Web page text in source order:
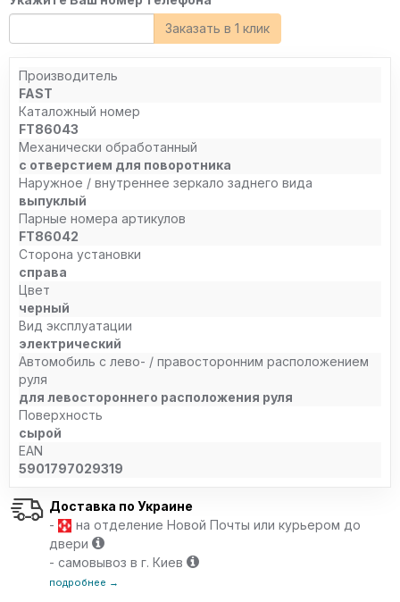
Заказать в 1 клик
Производитель
FAST
Каталожный номер
FT86043
Механически обработанный
с отверстием для поворотника
Наружное / внутреннее зеркало заднего вида
выпуклый
Парные номера артикулов
FT86042
Сторона установки
справа
Цвет
черный
Вид эксплуатации
электрический
Автомобиль с лево- / правосторонним расположением
руля
для левостороннего расположения руля
Поверхность
сырой
EAN
5901797029319
Доставка по Украине
-
на отделение Новой Почты или курьером до
двери
- самовывоз в г. Киев
подробнее →